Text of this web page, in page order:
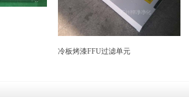
冷板烤漆FFU过滤单元